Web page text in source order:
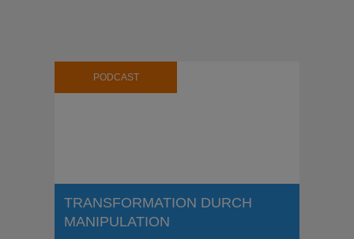
PODCAST
TRANSFORMATION DURCH
MANIPULATION